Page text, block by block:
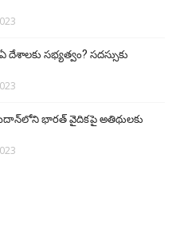
దేశాలకు సభ్యత్వం? సదస్సుకు
మైదాన్‌లోని భారత్ వైదికపై అతిథులకు